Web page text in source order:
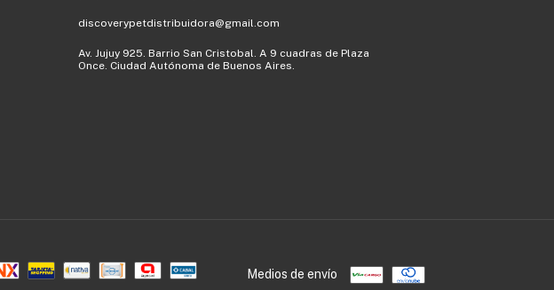
discoverypetdistribuidora@gmail.com
Av. Jujuy 925. Barrio San Cristobal. A 9 cuadras de Plaza
Once. Ciudad Autónoma de Buenos Aires.
Medios de envío